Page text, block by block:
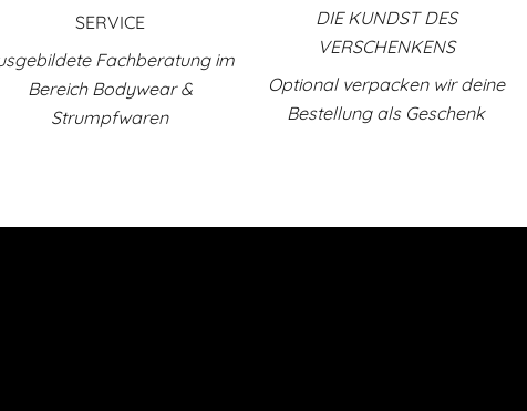
SERVICE
Fachberatung im
Bereich Bodywear &
Strumpfwaren
DIE KUNDST DES
VERSCHENKENS
Optional verpacken wir deine
Bestellung als Geschenk